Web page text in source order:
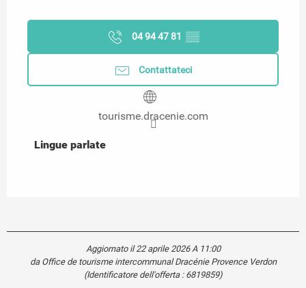
04 94 47 81 ▒▒
Contattateci
tourisme.dracenie.com
Lingue parlate
Lingue parlate
Aggiornato il 22 aprile 2026 A 11:00
da Office de tourisme intercommunal Dracénie Provence Verdon
(Identificatore dell'offerta : 6819859)